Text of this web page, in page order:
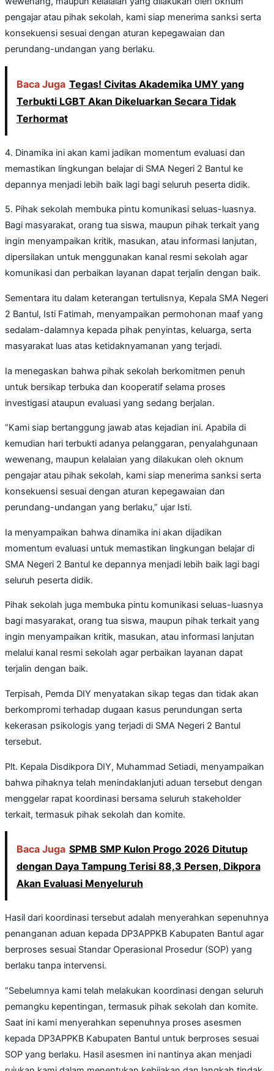
pengajar atau pihak sekolah, kami siap menerima sanksi serta
konsekuensi sesuai dengan aturan kepegawaian dan
perundang-undangan yang berlaku.
Baca Juga Tegas! Civitas Akademika UMY yang
Terbukti LGBT Akan Dikeluarkan Secara Tidak
Terhormat
4. Dinamika ini akan kami jadikan momentum evaluasi dan
memastikan lingkungan belajar di SMA Negeri 2 Bantul ke
depannya menjadi lebih baik lagi bagi seluruh peserta didik.
5. Pihak sekolah membuka pintu komunikasi seluas-luasnya.
Bagi masyarakat, orang tua siswa, maupun pihak terkait yang
ingin menyampaikan kritik, masukan, atau informasi lanjutan,
dipersilakan untuk menggunakan kanal resmi sekolah agar
komunikasi dan perbaikan layanan dapat terjalin dengan baik.
Sementara itu dalam keterangan tertulisnya, Kepala SMA Negeri
2 Bantul, Isti Fatimah, menyampaikan permohonan maaf yang
sedalam-dalamnya kepada pihak penyintas, keluarga, serta
masyarakat luas atas ketidaknyamanan yang terjadi.
Ia menegaskan bahwa pihak sekolah berkomitmen penuh
untuk bersikap terbuka dan kooperatif selama proses
investigasi ataupun evaluasi yang sedang berjalan.
“Kami siap bertanggung jawab atas kejadian ini. Apabila di
kemudian hari terbukti adanya pelanggaran, penyalahgunaan
wewenang, maupun kelalaian yang dilakukan oleh oknum
pengajar atau pihak sekolah, kami siap menerima sanksi serta
konsekuensi sesuai dengan aturan kepegawaian dan
perundang-undangan yang berlaku,” ujar Isti.
Ia menyampaikan bahwa dinamika ini akan dijadikan
momentum evaluasi untuk memastikan lingkungan belajar di
SMA Negeri 2 Bantul ke depannya menjadi lebih baik lagi bagi
seluruh peserta didik.
Pihak sekolah juga membuka pintu komunikasi seluas-luasnya
bagi masyarakat, orang tua siswa, maupun pihak terkait yang
ingin menyampaikan kritik, masukan, atau informasi lanjutan
melalui kanal resmi sekolah agar perbaikan layanan dapat
terjalin dengan baik.
Terpisah, Pemda DIY menyatakan sikap tegas dan tidak akan
berkompromi terhadap dugaan kasus perundungan serta
kekerasan psikologis yang terjadi di SMA Negeri 2 Bantul
tersebut.
Plt. Kepala Disdikpora DIY, Muhammad Setiadi, menyampaikan
bahwa pihaknya telah menindaklanjuti aduan tersebut dengan
menggelar rapat koordinasi bersama seluruh stakeholder
terkait, termasuk pihak sekolah dan komite.
Baca Juga SPMB SMP Kulon Progo 2026 Ditutup
dengan Daya Tampung Terisi 88,3 Persen, Dikpora
Akan Evaluasi Menyeluruh
Hasil dari koordinasi tersebut adalah menyerahkan sepenuhnya
penanganan aduan kepada DP3APPKB Kabupaten Bantul agar
berproses sesuai Standar Operasional Prosedur (SOP) yang
berlaku tanpa intervensi.
“Sebelumnya kami telah melakukan koordinasi dengan seluruh
pemangku kepentingan, termasuk pihak sekolah dan komite.
Saat ini kami menyerahkan sepenuhnya proses asesmen
kepada DP3APPKB Kabupaten Bantul untuk berproses sesuai
SOP yang berlaku. Hasil asesmen ini nantinya akan menjadi